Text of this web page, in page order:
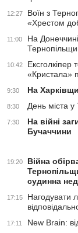
12:27
Воїн з
«Хрестом
11:00
На
10:42
Ексголкіпер
«Кристала»
9:30 На
8:30 День міста
7:30
На війні
Бучаччини
19:20
Війна
судинна
17:15
Нагодувати
17:11 New Brain: